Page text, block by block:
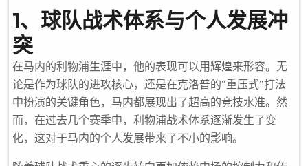
1、球队战术体系与个人发展冲
突
在马内的利物浦生涯中，他的表现可以用辉煌来形容。无
论是作为球队的进攻核心，还是在克洛普的“重压式”打法
中扮演的关键角色，马内都展现出了超高的竞技水准。然
而，在过去几个赛季中，利物浦战术体系逐渐发生了变
化，这对于马内的个人发展带来了不小的影响。